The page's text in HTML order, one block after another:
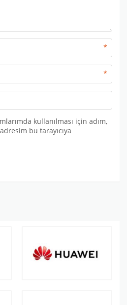
*
*
kullanılması için adım,
bu tarayıcıya